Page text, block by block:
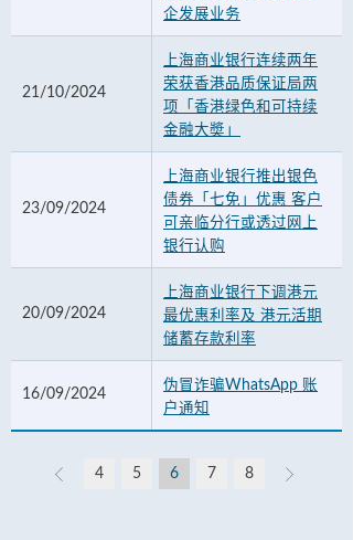
企发展业务
21/10/2024
上海商业银行连续两年
荣获香港品质保证局两
项「香港绿色和可持续
金融大奬」
23/09/2024
上海商业银行推出银色
债券「七免」优惠 客户
可亲临分行或透过网上
银行认购
20/09/2024
上海商业银行下调港元
最优惠利率及 港元活期
储蓄存款利率
16/09/2024
伪冒诈骗WhatsApp 账
户通知
4 5 6 7 8